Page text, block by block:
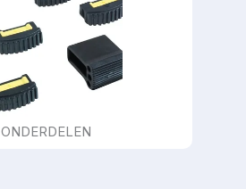
ONDERDELEN